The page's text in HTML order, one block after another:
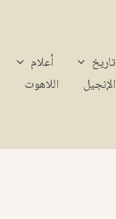
تاريخ أعلام
الإنجيل
اللاهوت